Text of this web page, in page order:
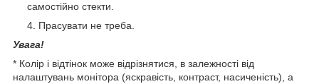
самостійно стекти.
Прасувати не треба.
Увага!
* Колір і відтінок може відрізнятися, в залежності від
налаштувань монітора (яскравість, контраст, насиченість), а